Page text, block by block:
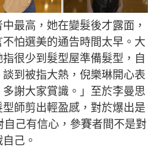
最高，她在變髮後才露面，
怕選美的通告時間太早。大
很少到髮型屋準備髮型，自
到被指大熱，倪樂琳開心表
謝大家賞識。」至於李曼思
師剪出輕盈感，對於爆出是
自己有信心，參賽者間不是對
己。